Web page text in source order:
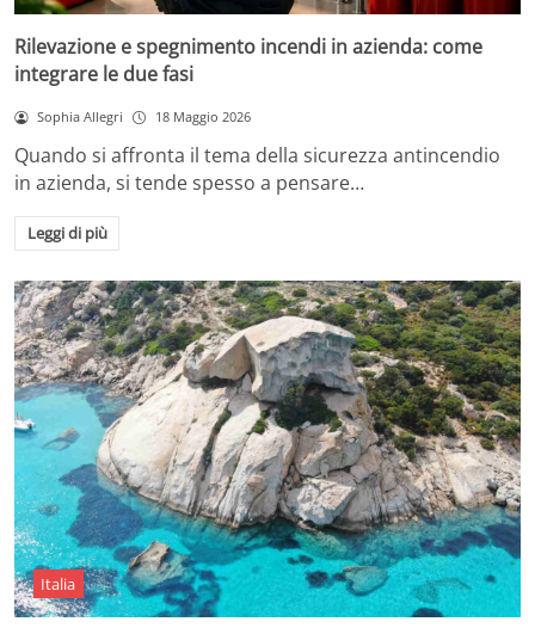
Rilevazione e spegnimento incendi in azienda: come
integrare le due fasi
Sophia Allegri 18 Maggio 2026
Quando si affronta il tema della sicurezza antincendio
in azienda, si tende spesso a pensare…
Leggi di più
Italia